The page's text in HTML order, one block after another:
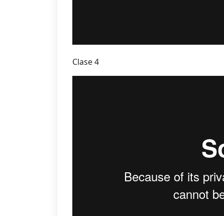
Clase 4